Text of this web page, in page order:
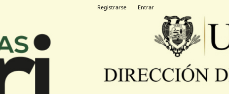
Registrarse Entrar